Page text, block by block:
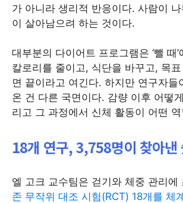
가 아니라 생리적 반응이다. 사람이
이 살아남으려 하는 것이다.
대부분의 다이어트 프로그램은 ‘뺄 때
칼로리를 줄이고, 식단을 바꾸고, 목
면 끝이라고 여긴다. 하지만 연구자들
온 건 다른 국면이다. 감량 이후 어떻
리고 그 과정에서 신체 활동이 어떤
18개 연구, 3,758명이 찾아낸
엘 고크 교수팀은 걷기와 체중 관리에
존 무작위 대조 시험(RCT) 18개를 체